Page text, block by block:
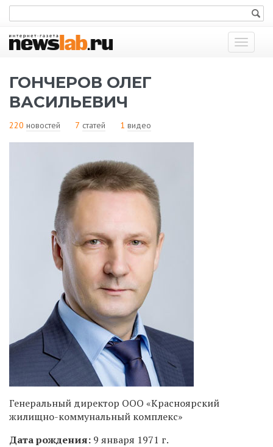
Показать
меню
ГОНЧЕРОВ ОЛЕГ
ВАСИЛЬЕВИЧ
220 новостей 7 статей 1 видео
Генеральный директор ООО «Красноярский
жилищно-коммунальный комплекс»
Дата рождения: 9 января 1971 г.